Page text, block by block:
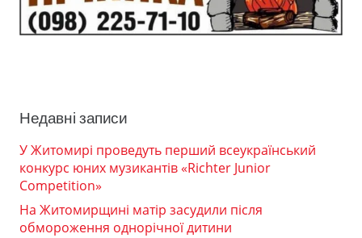
Недавні записи
У Житомирі проведуть перший всеукраїнський
конкурс юних музикантів «Richter Junior
Competition»
На Житомирщині матір засудили після
обмороження однорічної дитини